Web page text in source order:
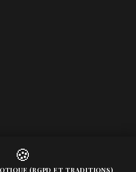
🍪
(RGPD ET TRADITIONS)